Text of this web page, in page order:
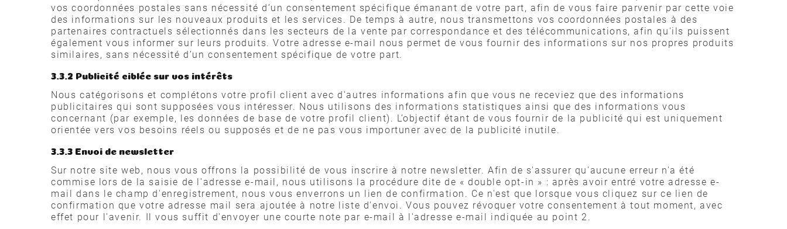
vos coordonnées postales sans nécessité d’un consentement spécifique émanant de votre part, afin de vous faire parvenir par cette voie
des informations sur les nouveaux produits et les services. De temps à autre, nous transmettons vos coordonnées postales à des
partenaires contractuels sélectionnés dans les secteurs de la vente par correspondance et des télécommunications, afin qu'ils puissent
également vous informer sur leurs produits. Votre adresse e-mail nous permet de vous fournir des informations sur nos propres produits
similaires, sans nécessité d’un consentement spécifique de votre part.
3.3.2 Publicité ciblée sur vos intérêts
Nous catégorisons et complétons votre profil client avec d'autres informations afin que vous ne receviez que des informations
publicitaires qui sont supposées vous intéresser. Nous utilisons des informations statistiques ainsi que des informations vous
concernant (par exemple, les données de base de votre profil client). L’objectif étant de vous fournir de la publicité qui est uniquement
orientée vers vos besoins réels ou supposés et de ne pas vous importuner avec de la publicité inutile.
3.3.3 Envoi de newsletter
Sur notre site web, nous vous offrons la possibilité de vous inscrire à notre newsletter. Afin de s'assurer qu'aucune erreur n'a été
commise lors de la saisie de l'adresse e-mail, nous utilisons la procédure dite de « double opt-in » : après avoir entré votre adresse e-
mail dans le champ d'enregistrement, nous vous enverrons un lien de confirmation. Ce n'est que lorsque vous cliquez sur ce lien de
confirmation que votre adresse mail sera ajoutée à notre liste d'envoi. Vous pouvez révoquer votre consentement à tout moment, avec
effet pour l'avenir. Il vous suffit d'envoyer une courte note par e-mail à l'adresse e-mail indiquée au point 2.